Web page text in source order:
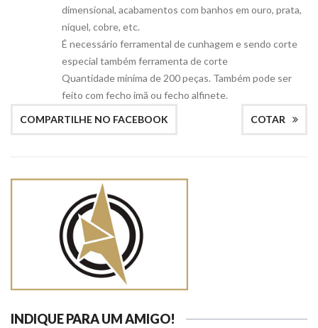
dimensional, acabamentos com banhos em ouro, prata,
níquel, cobre, etc.
É necessário ferramental de cunhagem e sendo corte
especial também ferramenta de corte
Quantidade mínima de 200 peças. Também pode ser
feito com fecho imã ou fecho alfinete.
COTAR
COMPARTILHE NO FACEBOOK
INDIQUE PARA UM AMIGO!